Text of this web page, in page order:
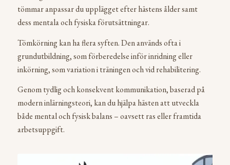
tömmar anpassar du upplägget efter hästens ålder samt
dess mentala och fysiska förutsättningar.
Tömkörning kan ha flera syften. Den används ofta i
grundutbildning, som förberedelse inför inridning eller
inkörning, som variation i träningen och vid rehabilitering.
Genom tydlig och konsekvent kommunikation, baserad på
modern inlärningsteori, kan du hjälpa hästen att utveckla
både mental och fysisk balans – oavsett ras eller framtida
arbetsuppgift.